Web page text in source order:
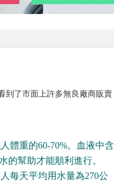
到了市面上許多無良廠商販賣
體重的60-70%。血液中含
的幫助才能順利進行。
每天平均用水量為270公